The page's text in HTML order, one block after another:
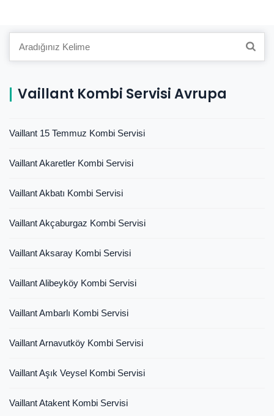
Vaillant Kombi Servisi Avrupa
Vaillant 15 Temmuz Kombi Servisi
Vaillant Akaretler Kombi Servisi
Vaillant Akbatı Kombi Servisi
Vaillant Akçaburgaz Kombi Servisi
Vaillant Aksaray Kombi Servisi
Vaillant Alibeyköy Kombi Servisi
Vaillant Ambarlı Kombi Servisi
Vaillant Arnavutköy Kombi Servisi
Vaillant Aşık Veysel Kombi Servisi
Vaillant Atakent Kombi Servisi